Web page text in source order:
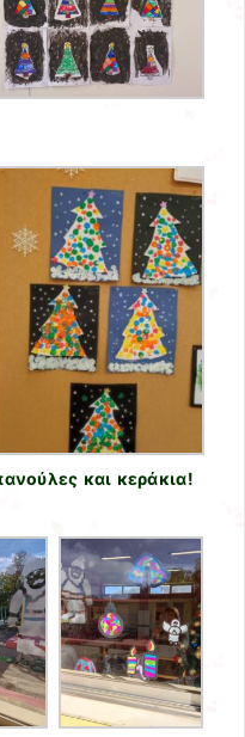
και κεράκια!